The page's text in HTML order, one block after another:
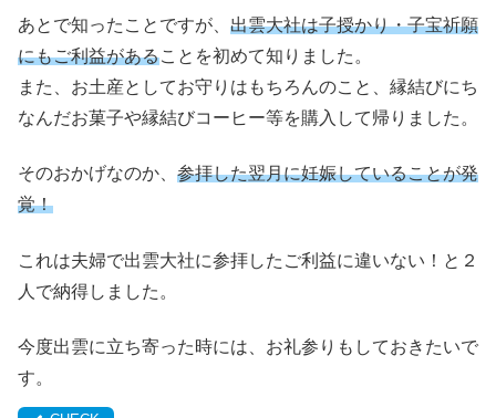
あとで知ったことですが、 出雲大社は子授かり・子宝祈願
にもご利益があることを初めて知りました。
また、お土産としてお守りはもちろんのこと、縁結びにち
なんだお菓子や縁結びコーヒー等を購入して帰りました。
そのおかげなのか、 参拝した翌月に妊娠していることが発
覚！
これは夫婦で出雲大社に参拝したご利益に違いない！と２
人で納得しました。
今度出雲に立ち寄った時には、お礼参りもしておきたいで
す。